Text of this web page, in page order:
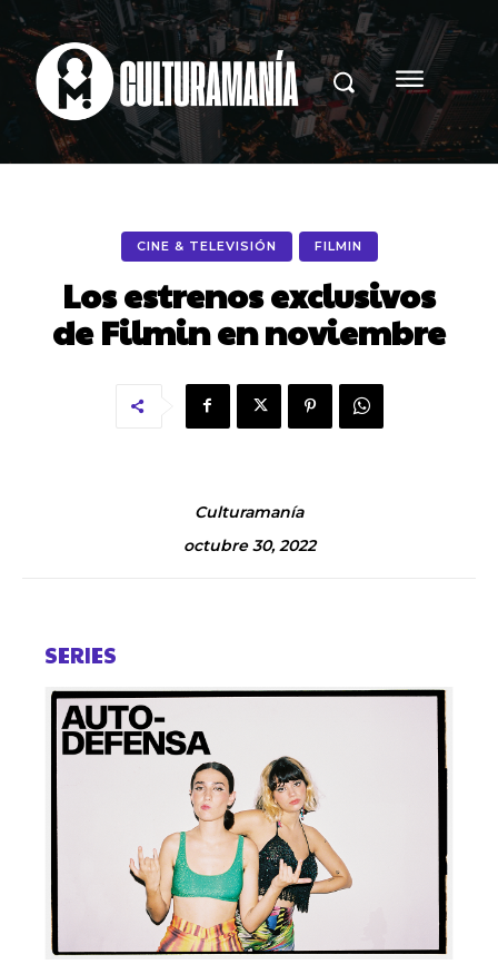
CINE & TELEVISIÓN FILMIN
Los estrenos exclusivos
de Filmin en noviembre
Culturamanía
octubre 30, 2022
SERIES